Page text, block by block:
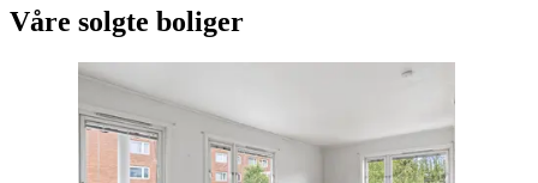
Våre solgte boliger